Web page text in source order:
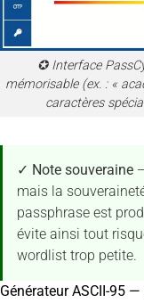
✪ Interface
mémorisable (ex. : «
caractères
✓ Note souveraine
mais la
passphrase est
évite ainsi tout
wordlist trop petite.
Générateur ASCII-95